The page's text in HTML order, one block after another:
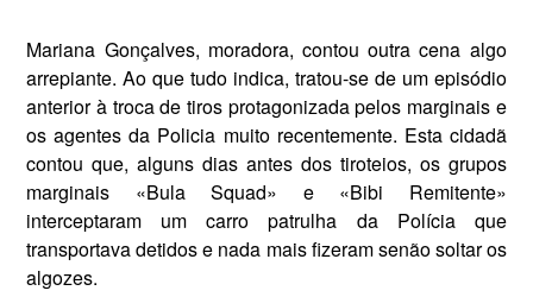
Mariana Gonçalves, moradora, con­tou outra cena algo
arrepiante. Ao que tudo indica, tratou-se de um episódio
anterior à troca de tiros protagonizada pelos marginais e
os agentes da Policia muito recentemente. Esta cidadã
con­tou que, alguns dias antes dos tiroteios, os grupos
marginais «Bula Squad» e «Bibi Remitente»
interceptaram um car­ro patrulha da Polícia que
transportava detidos e nada mais fizeram senão sol­tar os
algozes.